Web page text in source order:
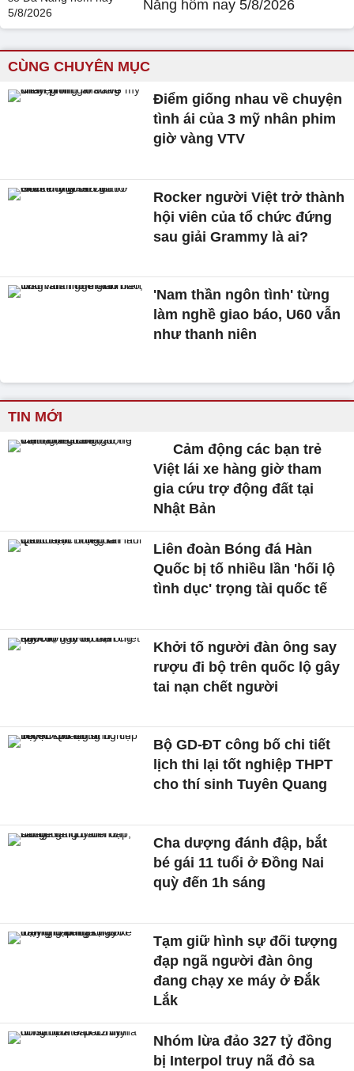
Nẵng hôm nay 5/8/2026
CÙNG CHUYÊN MỤC
Điểm giống nhau về chuyện
tình ái của 3 mỹ nhân phim
giờ vàng VTV
Rocker người Việt trở thành
hội viên của tổ chức đứng
sau giải Grammy là ai?
'Nam thần ngôn tình' từng
làm nghề giao báo, U60 vẫn
như thanh niên
TIN MỚI
Cảm động các bạn trẻ
Việt lái xe hàng giờ tham
gia cứu trợ động đất tại
Nhật Bản
Liên đoàn Bóng đá Hàn
Quốc bị tố nhiều lần 'hối lộ
tình dục' trọng tài quốc tế
Khởi tố người đàn ông say
rượu đi bộ trên quốc lộ gây
tai nạn chết người
Bộ GD-ĐT công bố chi tiết
lịch thi lại tốt nghiệp THPT
cho thí sinh Tuyên Quang
Cha dượng đánh đập, bắt
bé gái 11 tuổi ở Đồng Nai
quỳ đến 1h sáng
Tạm giữ hình sự đối tượng
đạp ngã người đàn ông
đang chạy xe máy ở Đắk
Lắk
Nhóm lừa đảo 327 tỷ đồng
bị Interpol truy nã đỏ sa